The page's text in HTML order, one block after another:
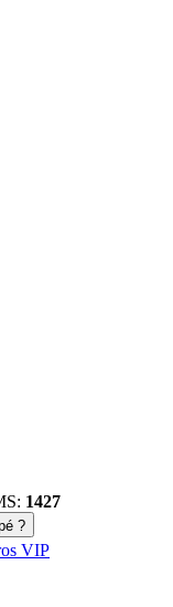
1427
?
VIP